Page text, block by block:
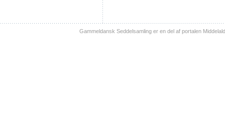
Gammeldansk Seddelsamling er en del af portalen